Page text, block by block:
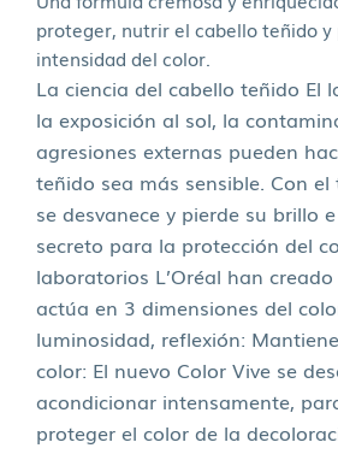
proteger, nutrir el cabello teñido y
intensidad del color.
La ciencia del cabello teñido El
la exposición al sol, la
agresiones externas pueden
teñido sea más sensible. Con
se desvanece y pierde su brillo
secreto para la protección del
laboratorios L’Oréal han
actúa en 3 dimensiones del
luminosidad, reflexión:
color: El nuevo Color Vive se
acondicionar intensamente,
proteger el color de la